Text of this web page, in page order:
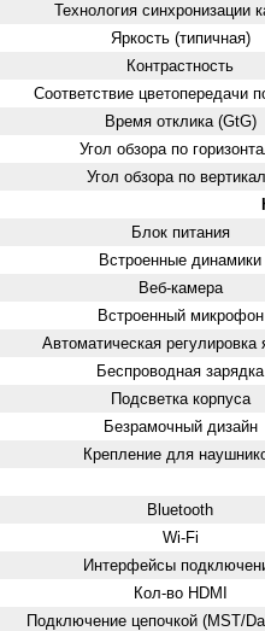
Технология синхронизации
Яркость (типичная)
Контрастность
Соответствие цветопередачи
Время отклика (GtG)
Угол обзора по
Угол обзора по
Блок питания
Встроенные динамики
Веб-камера
Встроенный микрофон
Автоматическая регулировка
Беспроводная зарядка
Подсветка корпуса
Безрамочный дизайн
Крепление для
Bluetooth
Wi-Fi
Интерфейсы
Кол-во HDMI
Подключение цепочкой (MST/